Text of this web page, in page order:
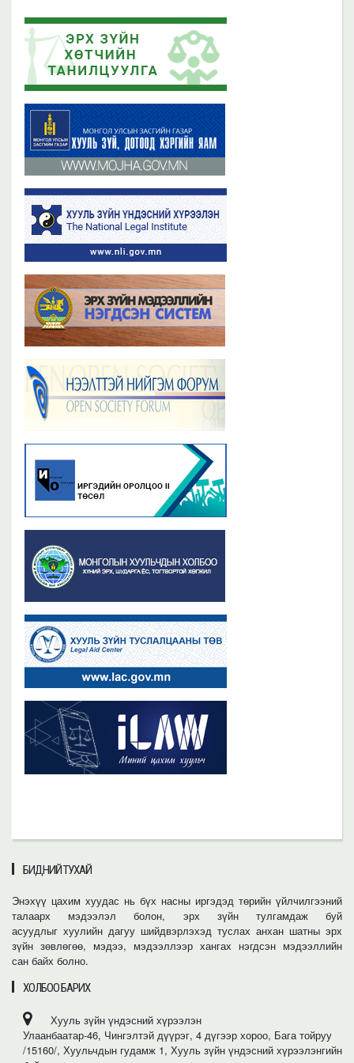
Эрх зүйн хөтчийн цахим сургалтын платформ /elearn.nli.gov.mn/ -д
байршсан сургалтын жагсаалттай танилцана уу
2023 оны 11 сарын 02
Бүх мэдээ
Эрх зүйн хөтөч бэлтгэх сургалтын хөтөлбөр
2019 оны 06 сарын 21
БИДНИЙ ТУХАЙ
Энэхүү цахим хуудас нь бүх насны иргэдэд төрийн үйлчилгээний
талаарх мэдээлэл болон, эрх зүйн тулгамдаж буй
асуудлыг хуулийн дагуу шийдвэрлэхэд туслах анхан шатны эрх
зүйн зөвлөгөө, мэдээ, мэдээллээр хангах нэгдсэн мэдээллийн
сан байх болно.
ХОЛБОО БАРИХ
Хууль зүйн үндэсний хүрээлэн
Улаанбаатар-46, Чингэлтэй дүүрэг, 4 дүгээр хороо, Бага тойруу
/15160/, Хуульчдын гудамж 1, Хууль зүйн үндэсний хүрээлэнгийн